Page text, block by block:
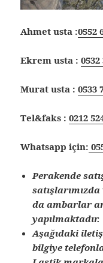
Ahmet usta :0552
Ekrem usta :0532
Murat usta :0533
Tel&faks :0212
Whatsapp için:
Perakende
da ambarlar
yapılmaktadır.
Aşağıdaki
bilgiye